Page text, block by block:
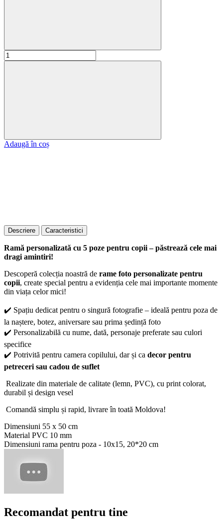
Adaugă în coș
Descriere Caracteristici
Ramă personalizată cu 5 poze pentru copii – păstrează cele mai
dragi amintiri!
Descoperă colecția noastră de rame foto personalizate pentru
copii, create special pentru a evidenția cele mai importante momente
din viața celor mici!
✔️ Spațiu dedicat pentru o singură fotografie – ideală pentru poza de
la naștere, botez, aniversare sau prima ședință foto
✔️ Personalizabilă cu nume, dată, personaje preferate sau culori
specifice
✔️ Potrivită pentru camera copilului, dar și ca decor pentru
petreceri sau cadou de suflet
Realizate din materiale de calitate (lemn, PVC), cu print colorat,
durabil și design vesel
Comandă simplu și rapid, livrare în toată Moldova!
Dimensiuni 55 x 50 cm
Material PVC 10 mm
Dimensiuni rama pentru poza - 10x15, 20*20 cm
Recomandat pentru tine